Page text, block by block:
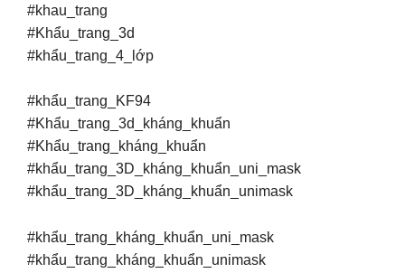
#khau_trang
#Khẩu_trang_3d
#khẩu_trang_4_lớp
#khẩu_trang_KF94
#Khẩu_trang_3d_kháng_khuẩn
#Khẩu_trang_kháng_khuẩn
#khẩu_trang_3D_kháng_khuẩn_uni_mask
#khẩu_trang_3D_kháng_khuẩn_unimask
#khẩu_trang_kháng_khuẩn_uni_mask
#khẩu_trang_kháng_khuẩn_unimask